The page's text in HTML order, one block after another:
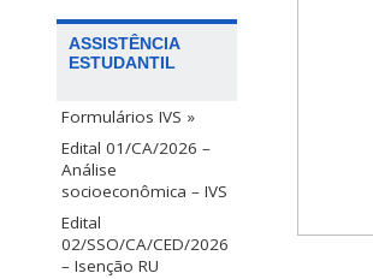
ASSISTÊNCIA
ESTUDANTIL
Formulários IVS »
Edital 01/CA/2026 –
Análise
socioeconômica – IVS
Edital
02/SSO/CA/CED/2026
– Isenção RU